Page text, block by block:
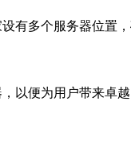
有多个服务器位置
以便为用户带来卓越